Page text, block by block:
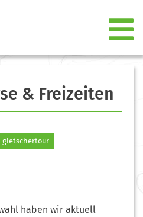
& Freizeiten
gletschertour
haben wir aktuell